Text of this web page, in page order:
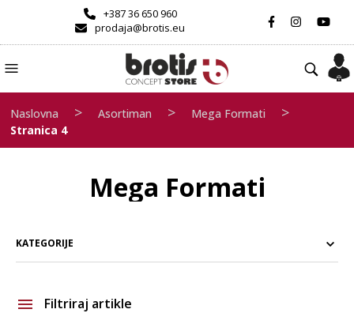
+387 36 650 960
prodaja@brotis.eu
Naslovna > Asortiman > Mega Formati >
Stranica 4
Mega Formati
KATEGORIJE
Filtriraj artikle